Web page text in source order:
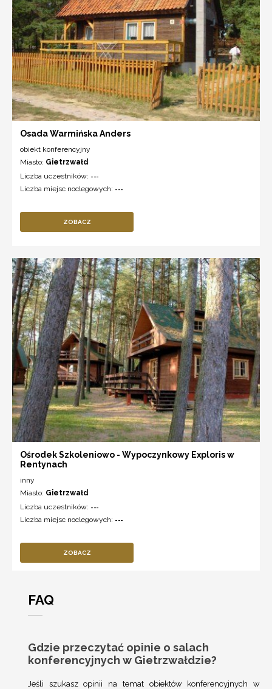
Osada Warmińska Anders
obiekt konferencyjny
Miasto: Gietrzwałd
Liczba uczestników: ---
Liczba miejsc noclegowych: ---
ZOBACZ
Ośrodek Szkoleniowo - Wypoczynkowy Exploris w
Rentynach
inny
Miasto: Gietrzwałd
Liczba uczestników: ---
Liczba miejsc noclegowych: ---
ZOBACZ
FAQ
Gdzie przeczytać opinie o salach
konferencyjnych w Gietrzwałdzie?
Jeśli szukasz opinii na temat obiektów konferencyjnych w